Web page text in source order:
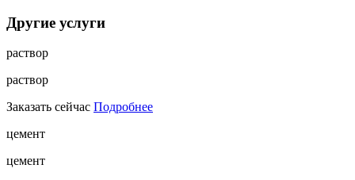
Другие услуги
раствор
раствор
Заказать сейчас Подробнее
цемент
цемент